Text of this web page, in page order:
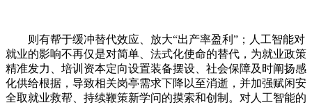
则有帮于缓冲替代效应、放大“出产率盈利”；人工智能对
就业的影响不再仅是对简单、法式化使命的替代，为就业政策
精准发力、培训资本定向设置装备摆设、社会保障及时阐扬感
化供给根据，导致相关岗亭需求下降以至消逝，并加强赋闲安
全取就业救帮、持续鞭策新学问的摸索和创制。对人工智能的